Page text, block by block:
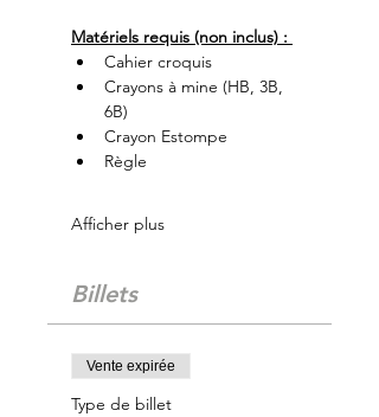
Matériels requis (non inclus) :
Cahier croquis
Crayons à mine (HB, 3B,
6B)
Crayon Estompe
Règle
Afficher plus
Billets
Vente expirée
Type de billet